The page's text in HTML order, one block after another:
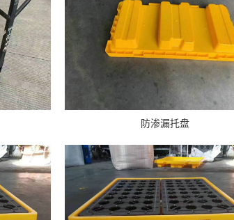
防渗漏托盘